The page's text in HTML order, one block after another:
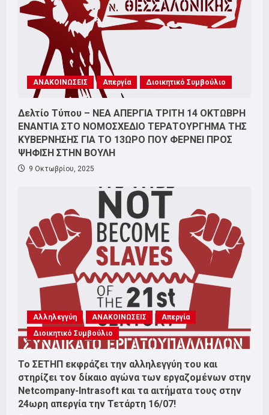
ΑΝΑΚΟΙΝΩΣΕΙΣ Απεργία Διοικητικό Συμβούλιο
Δελτίο Τύπου – ΝΕΑ ΑΠΕΡΓΙΑ ΤΡΙΤΗ 14 ΟΚΤΩΒΡΗ
ΕΝΑΝΤΙΑ ΣΤΟ ΝΟΜΟΣΧΕΔΙΟ ΤΕΡΑΤΟΥΡΓΗΜΑ ΤΗΣ
ΚΥΒΕΡΝΗΣΗΣ ΓΙΑ ΤΟ 13ΩΡΟ ΠΟΥ ΦΕΡΝΕΙ ΠΡΟΣ
ΨΗΦΙΣΗ ΣΤΗΝ ΒΟΥΛΗ
9 Οκτωβρίου, 2025
Αλληλεγγύη ΑΝΑΚΟΙΝΩΣΕΙΣ
Απεργία
Διοικητικό Συμβούλιο
Το ΣΕΤΗΠ εκφράζει την αλληλεγγύη του και
στηρίζει τον δίκαιο αγώνα των εργαζομένων στην
Netcompany-Intrasoft και τα αιτήματα τους στην
24ωρη απεργία την Τετάρτη 16/07!